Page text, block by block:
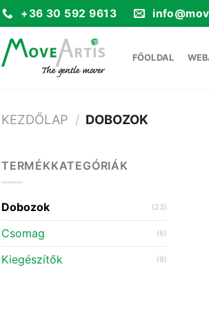
+36 30 592 9613
FŐOLDAL
KEZDŐLAP / DOBOZOK
TERMÉKKATEGÓRIÁK
Dobozok (23)
Csomag (6)
Kiegészítők (9)